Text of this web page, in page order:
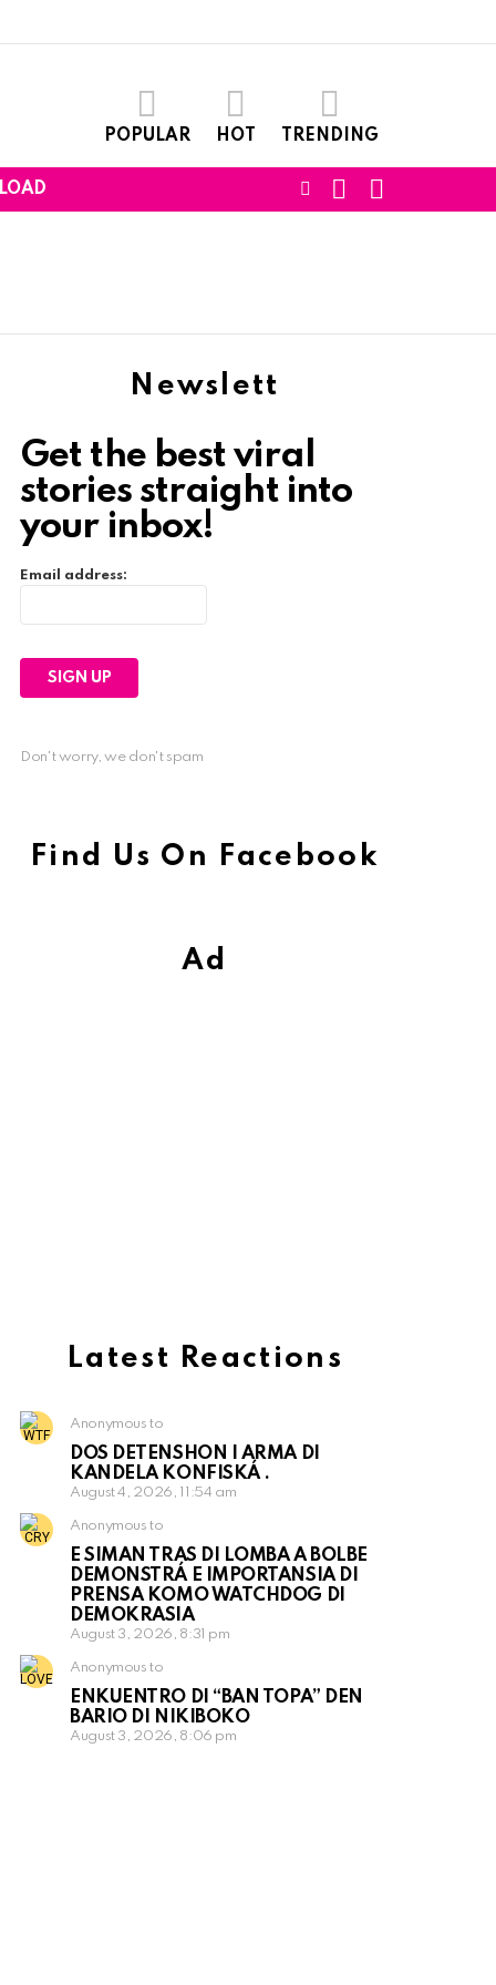
POPULAR HOT TRENDING
FOLLOWSEARCH
Newslett
Get the best viral
stories straight into
your inbox!
Email address:
Don't worry, we don't spam
Find Us On Facebook
Ad
Latest Reactions
Anonymous to
DOS DETENSHON I ARMA DI
KANDELA KONFISKÁ .
August 4, 2026, 11:54 am
Anonymous to
E SIMAN TRAS DI LOMBA A BOLBE
DEMONSTRÁ E IMPORTANSIA DI
PRENSA KOMO WATCHDOG DI
DEMOKRASIA
August 3, 2026, 8:31 pm
Anonymous to
ENKUENTRO DI “BAN TOPA” DEN
BARIO DI NIKIBOKO
August 3, 2026, 8:06 pm